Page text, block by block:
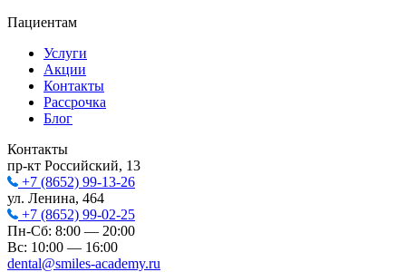
Пациентам
Услуги
Акции
Контакты
Рассрочка
Блог
Контакты
пр-кт Российский, 13
+7 (8652) 99-13-26
ул. Ленина, 464
+7 (8652) 99-02-25
Пн-Сб: 8:00 — 20:00
Вс: 10:00 — 16:00
dental@smiles-academy.ru